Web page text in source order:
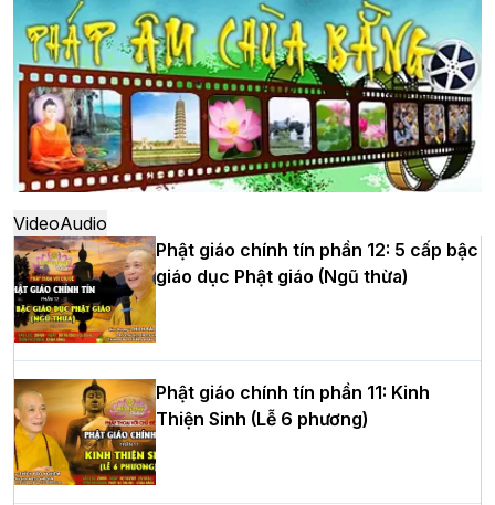
dựng Trung tâm văn hóa Phật giáo Thủ
đô
Hà Nội: Ngày tu học cuối cùng khép lại
khóa sinh hoạt Phật pháp mùa hè lần
thứ XIV tại chùa Bằng
Học yêu thương trong ngày tu tập thứ
tư của Khóa sinh hoạt Phật pháp mùa
hè tại chùa Bằng
HT.Thích Thọ Lạc được suy cử làm tân
Trưởng BTS GHPGVN tỉnh Nghệ An
VideoAudio
Phật giáo chính tín phần 12: 5 cấp bậc
giáo dục Phật giáo (Ngũ thừa)
Phật giáo chính tín phần 11: Kinh
Thiện Sinh (Lễ 6 phương)